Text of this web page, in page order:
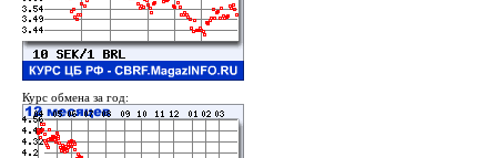
Курс обмена за год: